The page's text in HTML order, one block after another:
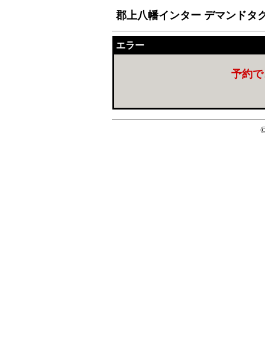
郡上八幡インター デマンドタ
エラー
予約